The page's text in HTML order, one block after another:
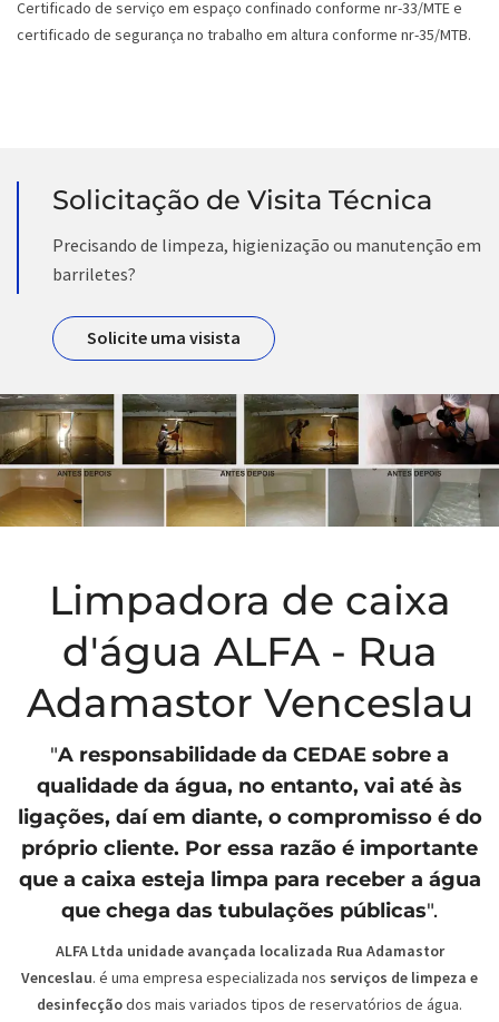
Certificado de serviço em espaço confinado conforme nr-33/MTE e
certificado de segurança no trabalho em altura conforme nr-35/MTB.
Solicitação de Visita Técnica
Precisando de limpeza, higienização ou manutenção em
barriletes?
Solicite uma visista
Limpadora de caixa
d'água ALFA - Rua
Adamastor Venceslau
"A responsabilidade da CEDAE sobre a
qualidade da água, no entanto, vai até às
ligações, daí em diante, o compromisso é do
próprio cliente. Por essa razão é importante
que a caixa esteja limpa para receber a água
que chega das tubulações públicas".
ALFA Ltda unidade avançada localizada Rua Adamastor
Venceslau. é uma empresa especializada nos serviços de limpeza e
desinfecçãodos mais variados tipos de reservatórios de água.